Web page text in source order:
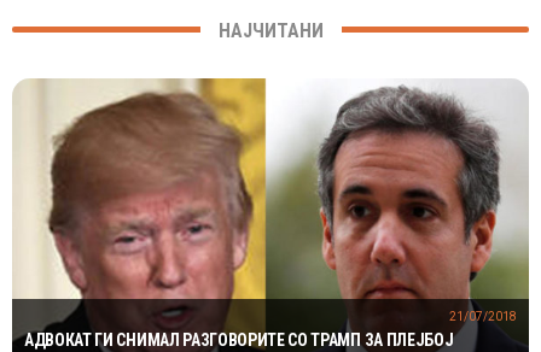
НАЈЧИТАНИ
АДВОКАТ ГИ СНИМАЛ РАЗГОВОРИТЕ СО ТРАМП ЗА ПЛЕЈБОЈ
21/07/2018